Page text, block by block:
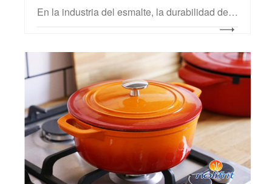
En la industria del esmalte, la durabilidad del brillo superficial es el indicador más intuitivo de la calidad del producto. Especialmente cuando se expone al ácido acético y al ácido cítrico en entornos de cocina cotidianos, o a la corrosión ácida en entornos industriales, la resistencia ácida de la capa de esmalte determina directamente la “vida estética” y la seguridad de uso de los productos.